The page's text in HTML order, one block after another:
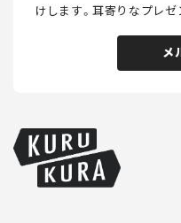
けします。耳寄りなプレゼ
メ